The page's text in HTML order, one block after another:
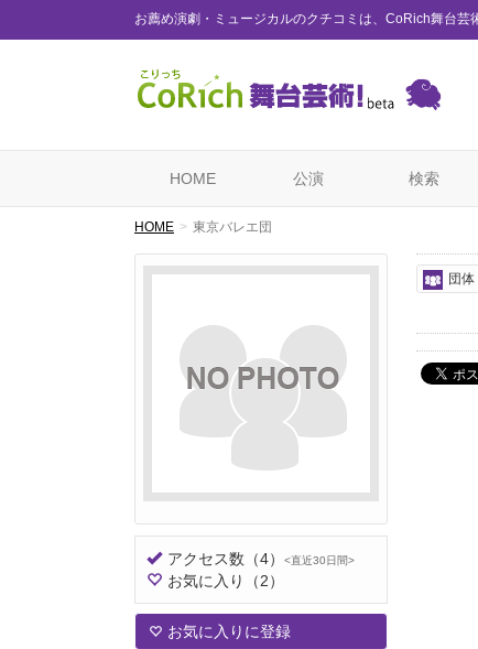
お薦め演劇・ミュージカルのクチコミは、CoRich舞台芸
HOME 公演 検索
HOME 東京バレエ団
アクセス数 （4） <直近30日間>
お気に入り （2）
お気に入りに登録
団体